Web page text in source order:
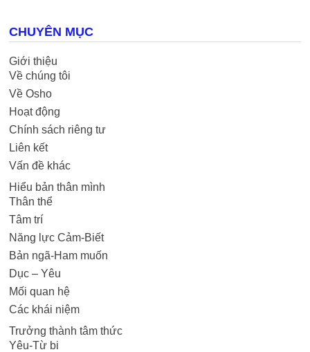
CHUYÊN MỤC
Giới thiệu
Về chúng tôi
Về Osho
Hoạt động
Chính sách riêng tư
Liên kết
Vấn đề khác
Hiểu bản thân mình
Thân thể
Tâm trí
Năng lực Cảm-Biết
Bản ngã-Ham muốn
Dục – Yêu
Mối quan hệ
Các khái niệm
Trưởng thành tâm thức
Yêu-Từ bi